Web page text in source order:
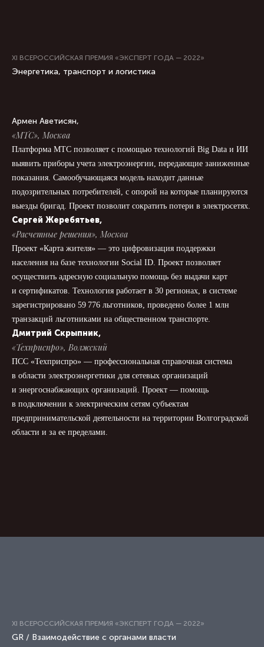
XI ВСЕРОССИЙСКАЯ ПРЕМИЯ «ЭКСПЕРТ ГОДА — 2022»
Энергетика, транспорт и логистика
Армен Аветисян,
«МТС», Москва
Платформа МТС позволяет с помощью технологий Big Data и ИИ
выявить приборы учета электроэнергии, передающие заниженные
показания. Самообучающаяся модель находит данные
подозрительных потребителей, с опорой на которые планируются
выезды бригад. Проект позволит сократить потери в электросетях.
Сергей Жеребятьев,
«Расчетные решения», Москва
Проект «Карта жителя» — это цифровизация поддержки
населения на базе технологии Social ID. Проект позволяет
осуществить адресную социальную помощь без выдачи карт
и сертификатов. Технология работает в 30 регионах, в системе
зарегистрировано 59 776 льготников, проведено более 1 млн
транзакций льготниками на общественном транспорте.
Дмитрий Скрыпник,
«Техприспро», Волжский
ПСС «Техприспро» — профессиональная справочная система
в области электроэнергетики для сетевых организаций
и энергоснабжающих организаций. Проект — помощь
в подключении к электрическим сетям субъектам
предпринимательской деятельности на территории Волгоградской
области и за ее пределами.
XI ВСЕРОССИЙСКАЯ ПРЕМИЯ «ЭКСПЕРТ ГОДА — 2022»
GR / Взаимодействие с органами власти